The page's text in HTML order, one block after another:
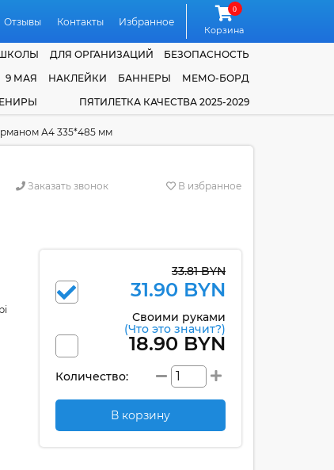
Отзывы Контакты Избранное
0
Корзина
ДЛЯ ОРГАНИЗАЦИЙ
БЕЗОПАСНОСТЬ
9 МАЯ НАКЛЕЙКИ БАННЕРЫ
МЕМО-БОРД
ПЯТИЛЕТКА КАЧЕСТВА 2025-2029
А4 335*485 мм
Заказать звонок В избранное
33.81 BYN
31.90 BYN
Своими руками
(Что это значит?)
18.90 BYN
Количество:
В корзину